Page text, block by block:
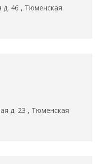
д. 46 , Тюменская
д. 23 , Тюменская